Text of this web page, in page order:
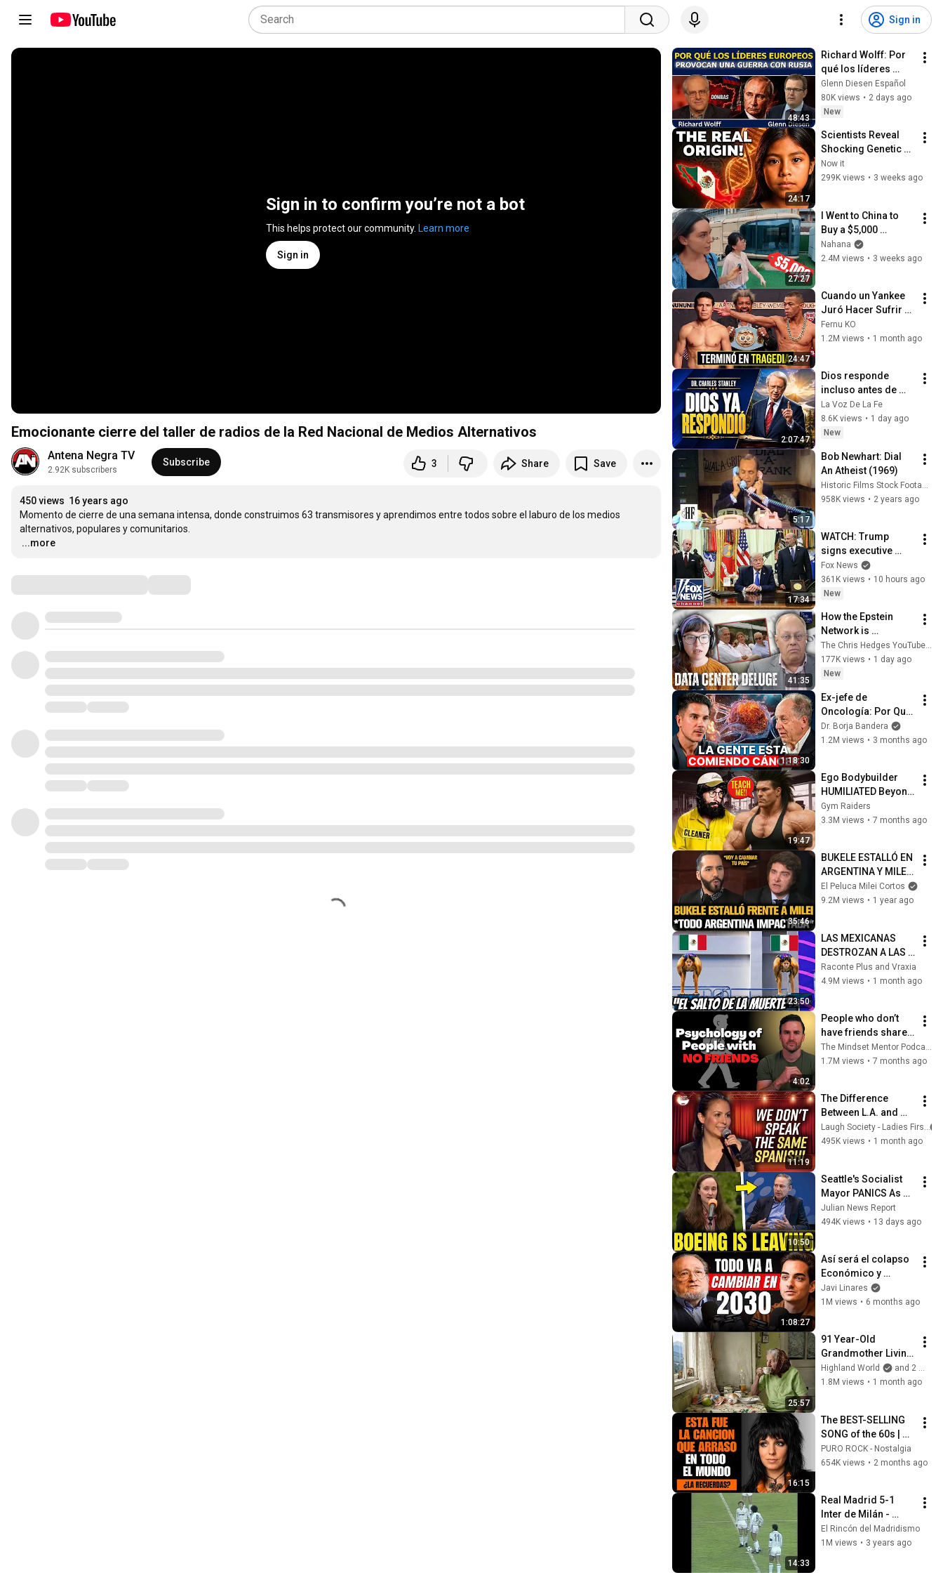
Sign in
Sign in to confirm you’re not a bot
This helps protect our community. Learn more
Sign in
Emocionante cierre del taller de radios de la Red Nacional de Medios Alternativos
Antena Negra TV
2.92K subscribers
Subscribe 3 Share Save
450 views 16 years ago
Momento de cierre de una semana intensa, donde construimos 63 transmisores y aprendimos entre todos sobre el laburo de los medios
…
...more
48:43
Richard Wolff: Por
qué los líderes
europeos provocan
una guerra con
Rusia
Glenn Diesen Español
80K views • 2 days ago
New
24:17
Scientists Reveal
Shocking Genetic
Origin of Mexicans!
They Were Never
Now it
299K views • 3 weeks ago
27:27
I Went to China to
Buy a $5,000
Modular Home —
What's the Real
Nahana
2.4M views • 3 weeks ago
24:47
Cuando un Yankee
Juró Hacer Sufrir a
JC Chávez... Pero le
Dió la Paliza del
Fernu KO
1.2M views • 1 month ago
2:07:47
Dios responde
incluso antes de
que lo veas |
Charles Stanley
Oración Diaria
La Voz De La Fe
8.6K views • 1 day ago
New
5:17
Bob Newhart: Dial
An Atheist (1969)
958K views • 2 years ago
17:34
WATCH: Trump
signs executive
order on birthright
citizenship
Fox News
361K views • 10 hours ago
New
41:35
How the Epstein
Network is
Privatizing Govt &
Building the
Surveillance
Webb) |TCHR
The Chris Hedges YouTube Channel
177K views • 1 day ago
New
1:18:30
Ex-jefe de
Oncología: Por Qué
España Tiene Tantos
Casos de Cáncer (la
Dr. Borja Bandera
1.2M views • 3 months ago
19:47
Ego Bodybuilder
HUMILIATED Beyond
Belief 🤯 |  Anatoly
GYM PRANK
Gym Raiders
3.3M views • 7 months ago
35:46
BUKELE ESTALLÓ EN
ARGENTINA Y MILEI
QUEDÓ IMPACTADO
El Peluca Milei Cortos
9.2M views • 1 year ago
23:50
LAS MEXICANAS
DESTROZAN A LAS
FAVORITAS CON EL
SALTO MÁS
Raconte Plus and Vraxia
4.9M views • 1 month ago
4:02
People who don’t
have friends share
these five
personality traits
The Mindset Mentor Podcast
1.7M views • 7 months ago
11:19
The Difference
Between L.A. and
Florida Latinos |
Anjelah Johnson
Laugh Society - Ladies First
495K views • 1 month ago
10:50
Seattle's Socialist
Mayor PANICS As
Boeing OFFICIALLY
SHIFTS 9,000 Jobs
Julian News Report
494K views • 13 days ago
1:08:27
Así será el colapso
Económico y
Demográfico de
Occidente (Santiago
Javi Linares
1M views • 6 months ago
25:57
91 Year-Old
Grandmother Living
Alone In A Mountain
Village Forgotten By
Highland World
and 2 more
1.8M views • 1 month ago
16:15
The BEST-SELLING
SONG of the 60s |
ROCK ANTHEMS
PURO ROCK - Nostalgia
654K views • 2 months ago
14:33
Real Madrid 5-1
Inter de Milán -
Copa de la UEFA
1985/86
El Rincón del Madridismo
1M views • 3 years ago